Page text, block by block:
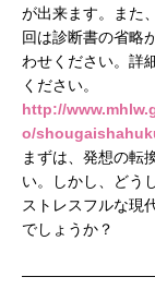
が出来ます。また
回は診断書の省略
わせください。詳
ください。
http://
o/
まずは、発想の転
い。しかし、どう
ストレスフルな現
でしょうか？